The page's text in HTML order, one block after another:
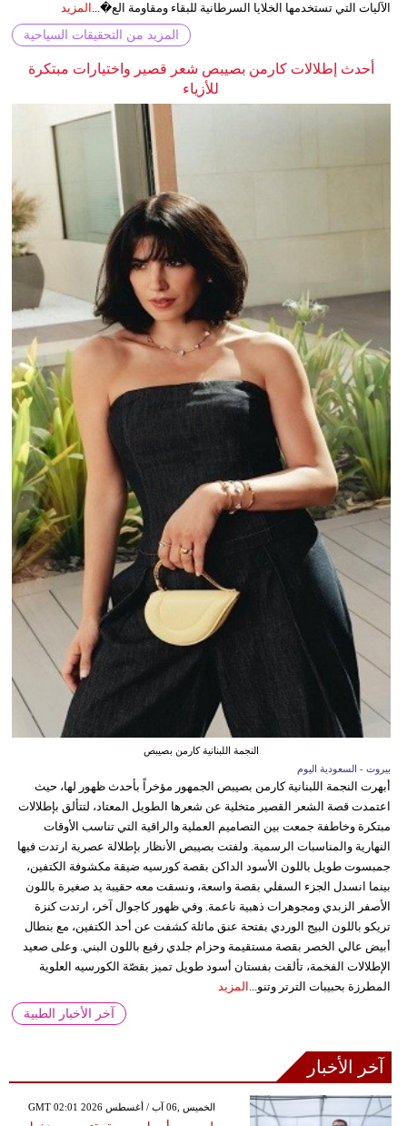
الآليات التي تستخدمها الخلايا السرطانية للبقاء ومقاومة الع�... المزيد
المزيد من التحقيقات السياحية
أحدث إطلالات كارمن بصيبص شعر قصير واختيارات مبتكرة
للأزياء
النجمة اللبنانية كارمن بصيبص
بيروت - السعودية اليوم
أبهرت النجمة اللبنانية كارمن بصيبص الجمهور مؤخراً بأحدث ظهور لها، حيث
اعتمدت قصة الشعر القصير متخلية عن شعرها الطويل المعتاد، لتتألق بإطلالات
مبتكرة وخاطفة جمعت بين التصاميم العملية والراقية التي تناسب الأوقات
النهارية والمناسبات الرسمية. ولفتت بصيبص الأنظار بإطلالة عصرية ارتدت فيها
جمبسوت طويل باللون الأسود الداكن بقصة كورسيه ضيقة مكشوفة الكتفين،
بينما انسدل الجزء السفلي بقصة واسعة، ونسقت معه حقيبة يد صغيرة باللون
الأصفر الزبدي ومجوهرات ذهبية ناعمة. وفي ظهور كاجوال آخر، ارتدت كنزة
تريكو باللون البيج الوردي بفتحة عنق مائلة كشفت عن أحد الكتفين، مع بنطال
أبيض عالي الخصر بقصة مستقيمة وحزام جلدي رفيع باللون البني. وعلى صعيد
الإطلالات الفخمة، تألقت بفستان أسود طويل تميز بقصّة الكورسيه العلوية
المطرزة بحبيبات الترتر وتنو... المزيد
آخر الأخبار الطبية
آخر الأخبار
GMT 02:01 2026 الخميس ,06 آب / أغسطس